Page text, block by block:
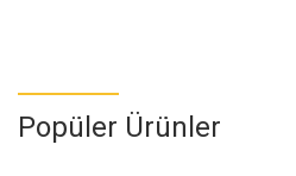
Popüler Ürünler